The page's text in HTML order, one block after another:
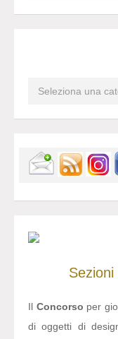
Sezioni
Il Concorso per
di oggetti di